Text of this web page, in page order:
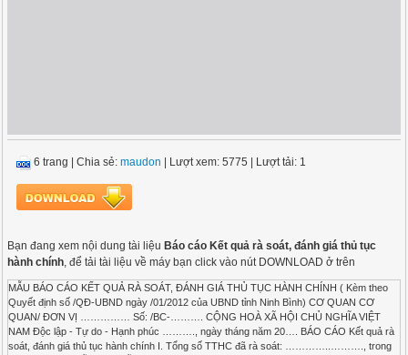
6 trang |Chia sẻ:maudon | Lượt xem: 5775 | Lượt tải: 1
Bạn đang xem nội dung tài liệu Báo cáo Kết quả rà soát, đánh giá thủ tục
hành chính, để tải tài liệu về máy bạn click vào nút DOWNLOAD ở trên
MẪU BÁO CÁO KẾT QUẢ RÀ SOÁT, ĐÁNH GIÁ THỦ TỤC HÀNH CHÍNH ( Kèm theo
Quyết định số /QĐ-UBND ngày /01/2012 của UBND tỉnh Ninh Bình) CƠ QUAN CƠ
QUAN/ ĐƠN VỊ …………… Số: /BC-………. CỘNG HOÀ XÃ HỘI CHỦ NGHĨA VIỆT
NAM Độc lập - Tự do - Hạnh phúc ………., ngày tháng năm 20…. BÁO CÁO Kết quả rà
soát, đánh giá thủ tục hành chính I. Tổng số TTHC đã rà soát: …………..………., trong